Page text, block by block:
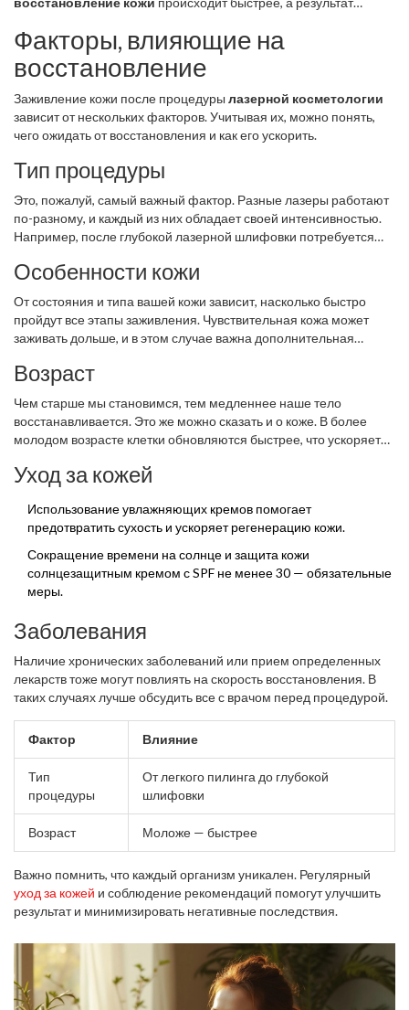
Факторы, влияющие на
восстановление
Заживление кожи после процедуры лазерной косметологии
зависит от нескольких факторов. Учитывая их, можно понять,
чего ожидать от восстановления и как его ускорить.
Тип процедуры
Это, пожалуй, самый важный фактор. Разные лазеры работают
по-разному, и каждый из них обладает своей интенсивностью.
Например, после глубокой лазерной шлифовки потребуется
пилинга.
Особенности кожи
От состояния и типа вашей кожи зависит, насколько быстро
пройдут все этапы заживления. Чувствительная кожа может
заживать дольше, и в этом случае важна дополнительная
восстанавливаются быстрее.
Возраст
Чем старше мы становимся, тем медленнее наше тело
восстанавливается. Это же можно сказать и о коже. В более
молодом возрасте клетки обновляются быстрее, что ускоряет
Уход за кожей
Использование увлажняющих кремов помогает
предотвратить сухость и ускоряет регенерацию кожи.
Сокращение времени на солнце и защита кожи
солнцезащитным кремом с SPF не менее 30 — обязательные
меры.
Заболевания
Наличие хронических заболеваний или прием определенных
лекарств тоже могут повлиять на скорость восстановления. В
таких случаях лучше обсудить все с врачом перед процедурой.
Фактор Влияние
Тип
процедуры
От легкого пилинга до глубокой
шлифовки
Возраст Моложе — быстрее
Важно помнить, что каждый организм уникален. Регулярный
уход за кожей и соблюдение рекомендаций помогут улучшить
результат и минимизировать негативные последствия.